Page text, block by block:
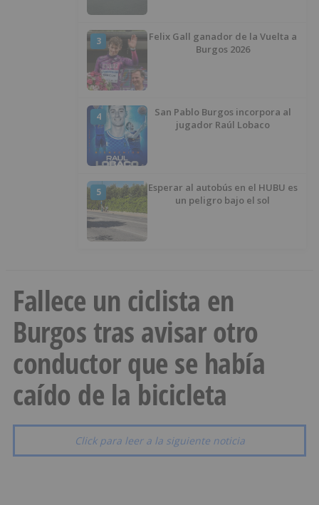
3
Felix Gall ganador de la Vuelta a
Burgos 2026
4
San Pablo Burgos incorpora al
jugador Raúl Lobaco
5
Esperar al autobús en el HUBU es
un peligro bajo el sol
Fallece un ciclista en
Burgos tras avisar otro
conductor que se había
caído de la bicicleta
Click para leer a la siguiente noticia